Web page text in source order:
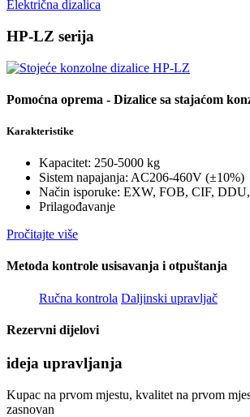
Električna dizalica
HP-LZ serija
Pomoćna oprema - Dizalice sa stajaćom
Karakteristike
Kapacitet: 250-5000 kg
Sistem napajanja: AC206-460V (±10%)
Način isporuke: EXW, FOB, CIF,
Prilagođavanje
Pročitajte više
Metoda kontrole usisavanja i otpuštanja
Ručna kontrola Daljinski upravljač
Rezervni dijelovi
ideja upravljanja
Kupac na prvom mjestu, kvalitet na prvom
zasnovan